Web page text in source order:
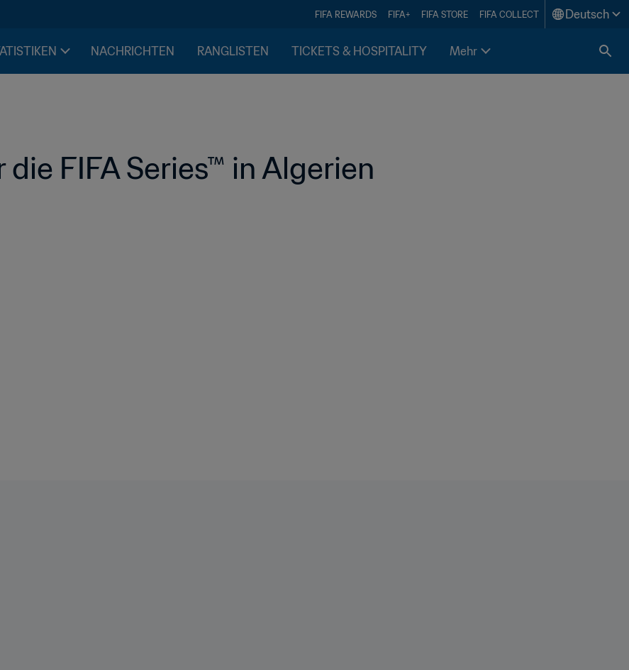
FIFA REWARDS FIFA+ FIFA STORE FIFA COLLECT Deutsch
NACHRICHTEN RANGLISTEN TICKETS & HOSPITALITY Mehr
FIFA Series™ in Algerien